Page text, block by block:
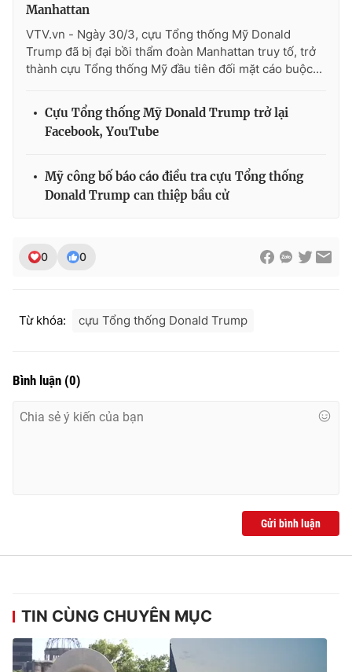
Ðiện thoại Thời báo VTV:
Email:toasoan@vtv.vn
Liên hệ quảng cáo: 024-7300.7108
® Cấm sao chép dưới mọi hình thức nếu không có sự chấp
Manhattan
VTV.vn - Ngày 30/3, cựu Tổng thống Mỹ Donald
Trump đã bị đại bồi thẩm đoàn Manhattan truy tố, trở
thành cựu Tổng thống Mỹ đầu tiên đối mặt cáo buộc...
Cựu Tổng thống Mỹ Donald Trump trở lại
Facebook, YouTube
Mỹ công bố báo cáo điều tra cựu Tổng thống
Donald Trump can thiệp bầu cử
0 0
Từ khóa: cựu Tổng thống Donald Trump
Bình luận (0)
Gửi bình luận
TIN CÙNG CHUYÊN MỤC